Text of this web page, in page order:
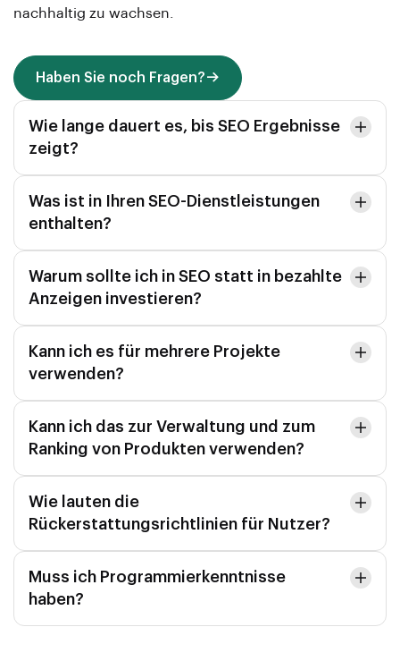
nachhaltig zu wachsen.
Haben Sie noch Fragen?
Wie lange dauert es, bis SEO Ergebnisse
zeigt?
Was ist in Ihren SEO-Dienstleistungen
enthalten?
Warum sollte ich in SEO statt in bezahlte
Anzeigen investieren?
Kann ich es für mehrere Projekte
verwenden?
Kann ich das zur Verwaltung und zum
Ranking von Produkten verwenden?
Wie lauten die
Rückerstattungsrichtlinien für Nutzer?
Muss ich Programmierkenntnisse
haben?